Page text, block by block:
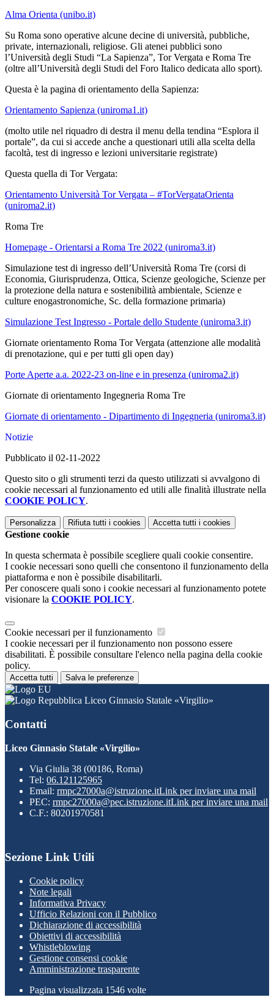
Alma Orienta (unibo.it)
Su Roma sono operative alcune decine di università, pubbliche,
private, internazionali, religiose. Gli atenei pubblici sono
l’Università degli Studi “La Sapienza”, Tor Vergata e Roma Tre
(oltre all’Università degli Studi del Foro Italico dedicata allo sport).
Questa è la pagina di orientamento della Sapienza:
Orientamento Sapienza (uniroma1.it)
(molto utile nel riquadro di destra il menu della tendina “Esplora il
portale”, da cui si accede anche a questionari utili alla scelta della
facoltà, test di ingresso e lezioni universitarie registrate)
Questa quella di Tor Vergata:
Orientamento Università Tor Vergata – #TorVergataOrienta
(uniroma2.it)
Roma Tre
Homepage - Orientarsi a Roma Tre 2022 (uniroma3.it)
Simulazione test di ingresso dell’Università Roma Tre (corsi di
Economia, Giurisprudenza, Ottica, Scienze geologiche, Scienze per
la protezione della natura e sostenibilità ambientale, Scienze e
culture enogastronomiche, Sc. della formazione primaria)
Simulazione Test Ingresso - Portale dello Studente (uniroma3.it)
Giornate orientamento Roma Tor Vergata (attenzione alle modalità
di prenotazione, qui e per tutti gli open day)
Porte Aperte a.a. 2022-23 on-line e in presenza (uniroma2.it)
Giornate di orientamento Ingegneria Roma Tre
Giornate di orientamento - Dipartimento di Ingegneria (uniroma3.it)
Notizie
Pubblicato il 02-11-2022
Questo sito o gli strumenti terzi da questo utilizzati si avvalgono di
cookie necessari al funzionamento ed utili alle finalità illustrate nella
COOKIE POLICY.
Personalizza Rifiuta tutti i cookies Accetta tutti i cookies
Gestione cookie
In questa schermata è possibile scegliere quali cookie consentire.
I cookie necessari sono quelli che consentono il funzionamento della
piattaforma e non è possibile disabilitarli.
Per conoscere quali sono i cookie necessari al funzionamento potete
visionare la COOKIE POLICY.
Cookie necessari per il funzionamento
I cookie necessari per il funzionamento non possono essere
disabilitati. È possibile consultare l'elenco nella pagina della cookie
policy.
Accetta tutti Salva le preferenze
Liceo Ginnasio Statale «Virgilio»
Contatti
Liceo Ginnasio Statale «Virgilio»
Via Giulia 38 (00186, Roma)
Tel: 06.121125965
Email: rmpc27000a@istruzione.itLink per inviare una mail
PEC: rmpc27000a@pec.istruzione.itLink per inviare una mail
C.F.: 80201970581
Sezione Link Utili
Cookie policy
Note legali
Informativa Privacy
Ufficio Relazioni con il Pubblico
Dichiarazione di accessibilità
Obiettivi di accessibilità
Whistleblowing
Gestione consensi cookie
Amministrazione trasparente
Pagina visualizzata 1546 volte